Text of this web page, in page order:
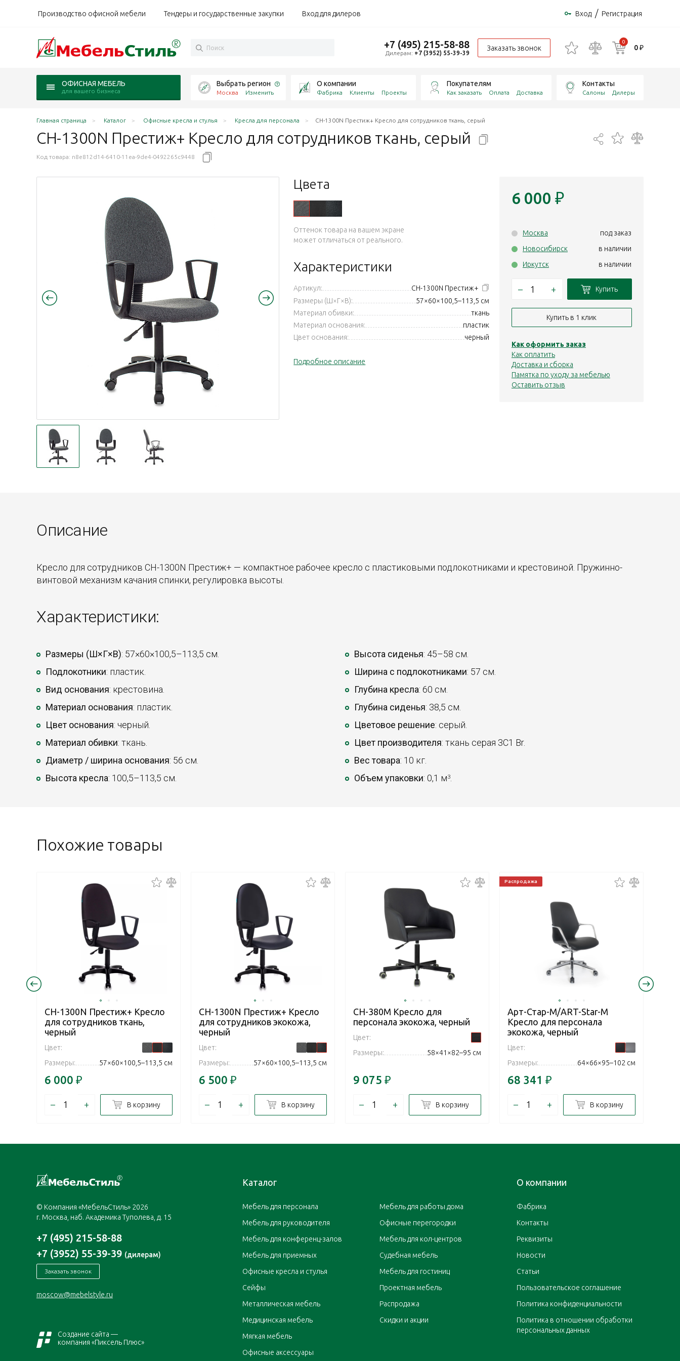
Производство офисной мебели Тендеры и государственные закупки Вход для дилеров Вход / Регистрация
+7 (495) 215-58-88
Дилерам: +7 (3952) 55-39-39
Заказать звонок
0
0 ₽
ОФИСНАЯ МЕБЕЛЬ
для вашего бизнеса
Выбрать регион
Москва Изменить
О компании
Фабрика Клиенты Проекты
Покупателям
Как заказать Оплата Доставка
Контакты
Салоны Дилеры
Главная страница Каталог Офисные кресла и стулья Кресла для персонала CH-1300N Престиж+ Кресло для сотрудников ткань, серый
CH-1300N Престиж+ Кресло для сотрудников ткань, серый
Код товара: n8e812d14-6410-11ea-9de4-0492265c9448
Цвета
обивка серый 3С1, каркас черный ID1215476
обивка черный 3С11, каркас черный, ID1215475
пластик обивка черный, каркас черный ID 1157362
Оттенок товара на вашем экране
может отличаться от реального.
Характеристики
Артикул:
CH-1300N Престиж+
Размеры (Ш×Г×В):
57×60×100,5–113,5 см
Материал обивки:
ткань
Материал основания:
пластик
Цвет основания:
черный
Подробное описание
6 000 ₽
Москва
под заказ
Новосибирск
в наличии
Иркутск
в наличии
– + Купить
Купить в 1 клик
Как оформить заказ
Как оплатить
Доставка и сборка
Памятка по уходу за мебелью
Оставить отзыв
Описание
Кресло для сотрудников CH-1300N Престиж+ — компактное рабочее кресло с пластиковыми подлокотниками и крестовиной. Пружинно-
винтовой механизм качания спинки, регулировка высоты.
Характеристики:
Размеры (Ш×Г×В): 57×60×100,5–113,5 см.
Подлокотники: пластик.
Вид основания: крестовина.
Материал основания: пластик.
Цвет основания: черный.
Материал обивки: ткань.
Диаметр / ширина основания: 56 см.
Высота кресла: 100,5–113,5 см.
Высота сиденья: 45–58 см.
Ширина с подлокотниками: 57 см.
Глубина кресла: 60 см.
Глубина сиденья: 38,5 см.
Цветовое решение: серый.
Цвет производителя: ткань серая 3C1 Br.
Вес товара: 10 кг.
Объем упаковки: 0,1 м3
Похожие товары
CH-1300N Престиж+ Кресло
для сотрудников ткань,
черный
Цвет:
Размеры:
57×60×100,5–113,5 см
6 000 ₽
– + В корзину
CH-1300N Престиж+ Кресло
для сотрудников экокожа,
черный
Цвет:
Размеры:
57×60×100,5–113,5 см
6 500 ₽
– + В корзину
CH-380M Кресло для
персонала экокожа, черный
Цвет:
Размеры:
58×41×82–95 см
9 075 ₽
– + В корзину
Распродажа
Арт-Стар-М/ART-Star-M
Кресло для персонала
экокожа, черный
Цвет:
Размеры:
64×66×95–102 см
68 341 ₽
– + В корзину
© Компания «МебельСтиль» 2026
г. Москва, наб. Академика Туполева, д. 15
+7 (495) 215-58-88
+7 (3952) 55-39-39 (дилерам)
Заказать звонок
moscow@mebelstyle.ru
Создание сайта —
компания «Пиксель Плюс»
Каталог
Мебель для персонала
Мебель для руководителя
Мебель для конференц-залов
Мебель для приемных
Офисные кресла и стулья
Сейфы
Металлическая мебель
Медицинская мебель
Мягкая мебель
Офисные аксессуары
Мебель для работы дома
Офисные перегородки
Мебель для кол-центров
Судебная мебель
Мебель для гостиниц
Проектная мебель
Распродажа
Скидки и акции
О компании
Фабрика
Контакты
Реквизиты
Новости
Статьи
Пользовательское соглашение
Политика конфиденциальности
Политика в отношении обработки
персональных данных